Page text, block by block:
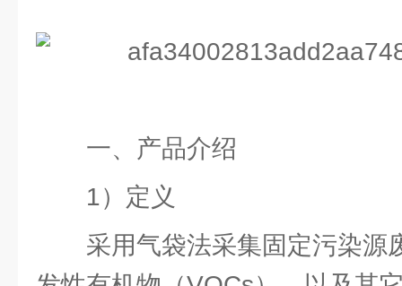
一、产品介绍
1）定义
采用气袋法采集固定污染源